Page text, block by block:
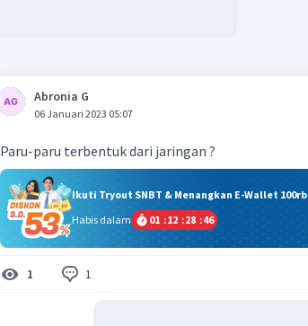
Abronia G
06 Januari 2023 05:07
Paru-paru terbentuk dari jaringan ?
Ikuti Tryout SNBT & Menangkan E-Wallet 100rb
Habis dalam
01 :12 :28 :45
1 1